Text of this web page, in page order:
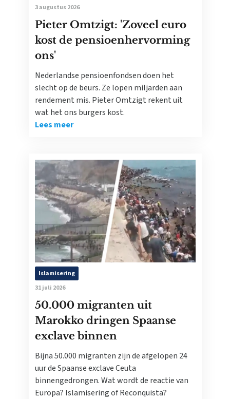
3 augustus 2026
Pieter Omtzigt: 'Zoveel euro
kost de pensioenhervorming
ons'
Nederlandse pensioenfondsen doen het
slecht op de beurs. Ze lopen miljarden aan
rendement mis. Pieter Omtzigt rekent uit
wat het ons burgers kost.
Lees meer
Islamisering
31 juli 2026
50.000 migranten uit
Marokko dringen Spaanse
exclave binnen
Bijna 50.000 migranten zijn de afgelopen 24
uur de Spaanse exclave Ceuta
binnengedrongen. Wat wordt de reactie van
Europa? Islamisering of Reconquista?